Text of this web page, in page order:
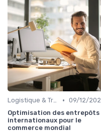
Logistique & Transport • 09/12/
Optimisation des entrepôts
internationaux pour le
commerce mondial